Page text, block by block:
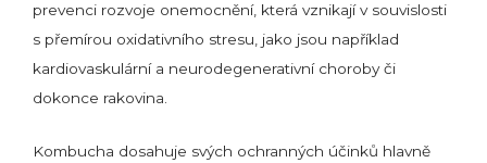
prevenci rozvoje onemocnění, která vznikají v souvislosti
s přemírou oxidativního stresu, jako jsou například
kardiovaskulární a neurodegenerativní choroby či
dokonce rakovina.
Kombucha dosahuje svých ochranných účinků hlavně